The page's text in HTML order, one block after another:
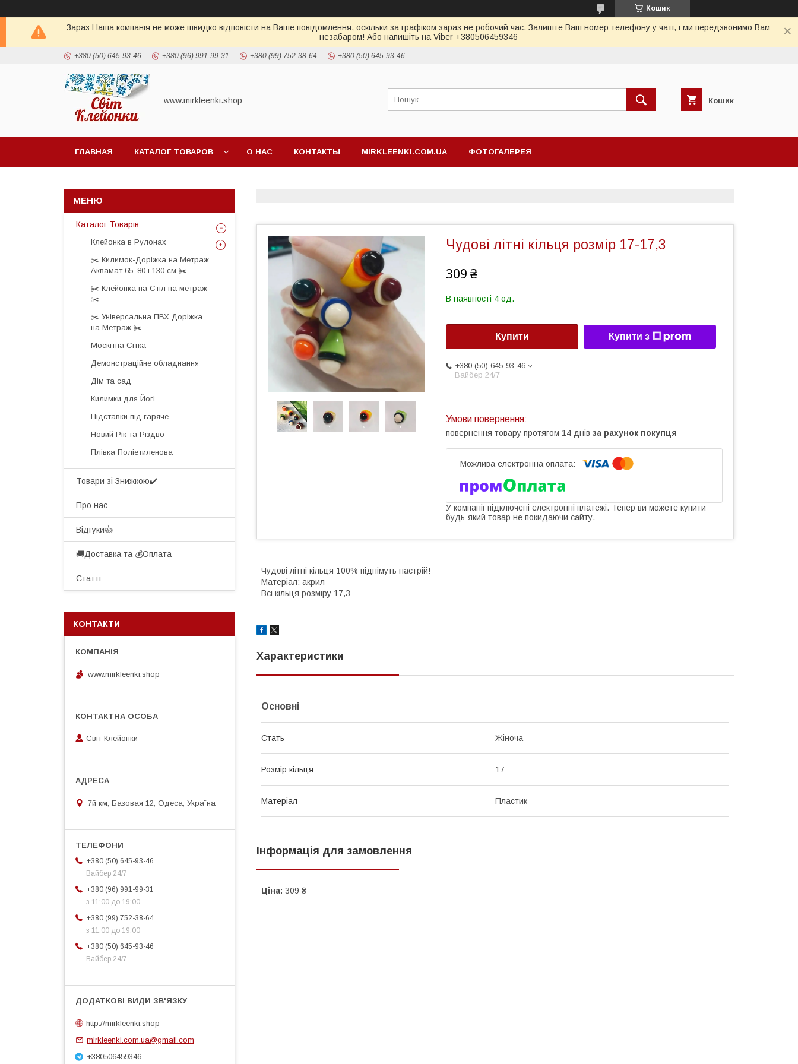
Кошик
Зараз Наша компанія не може швидко відповісти на Ваше повідомлення, оскільки за графіком зараз не робочий час. Залиште Ваш номер телефону у чаті, і ми передзвонимо Вам
незабаром! Або напишіть на Viber +380506459346
+380 (50) 645-93-46 +380 (96) 991-99-31 +380 (99) 752-38-64 +380 (50) 645-93-46
www.mirkleenki.shop Кошик
ГЛАВНАЯ КАТАЛОГ ТОВАРОВ О НАС КОНТАКТЫ MIRKLEENKI.COM.UA ФОТОГАЛЕРЕЯ
Чудові літні кільця розмір 17-17,3
309 ₴
В наявності 4 од.
Купити Купити з
+380 (50) 645-93-46
Вайбер 24/7
повернення товару протягом 14 днів за рахунок покупця
У компанії підключені електронні платежі. Тепер ви можете купити
будь-який товар не покидаючи сайту.
Чудові літні кільця 100% піднімуть настрій!
Матеріал: акрил
Всі кільця розміру 17,3
Характеристики
Основні
Стать Жіноча
Розмір кільця 17
Матеріал Пластик
Інформація для замовлення
Ціна: 309 ₴
Каталог Товарів
Клейонка в Рулонах
✂️ Килимок-Доріжка на Метраж
Аквамат 65, 80 і 130 см ✂️
✂️ Клейонка на Стіл на метраж
✂️
✂️ Універсальна ПВХ Доріжка
на Метраж ✂️
Москітна Сітка
Демонстраційне обладнання
Дім та сад
Килимки для Йогі
Підставки під гаряче
Новий Рік та Різдво
Плівка Поліетиленова
Товари зі Знижкою✔️
Про нас
Відгуки👍
🚚Доставка та 💰Оплата
Статті
КОНТАКТИ
www.mirkleenki.shop
Світ Клейонки
7й км, Базовая 12, Одеса, Україна
+380 (50) 645-93-46
Вайбер 24/7
+380 (96) 991-99-31
з 11:00 до 19:00
+380 (99) 752-38-64
з 11:00 до 19:00
+380 (50) 645-93-46
Вайбер 24/7
http://mirkleenki.shop
mirkleenki.com.ua@gmail.com
+380506459346